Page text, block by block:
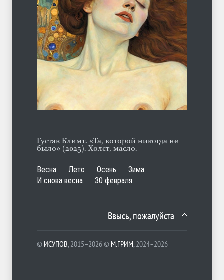
ЛЕТО 31.07.2026
А ещё борода
ЛЕТО 07.08.2026
Густав Климт. «Та, которой никогда не
было» (2025). Холст, масло.
Весна Лето Осень
Зима
И снова весна
30 февраля
Ввысь, пожалуйста
© ИСУПОВ, 2015–2026 © М.ГРИМ, 2024–2026